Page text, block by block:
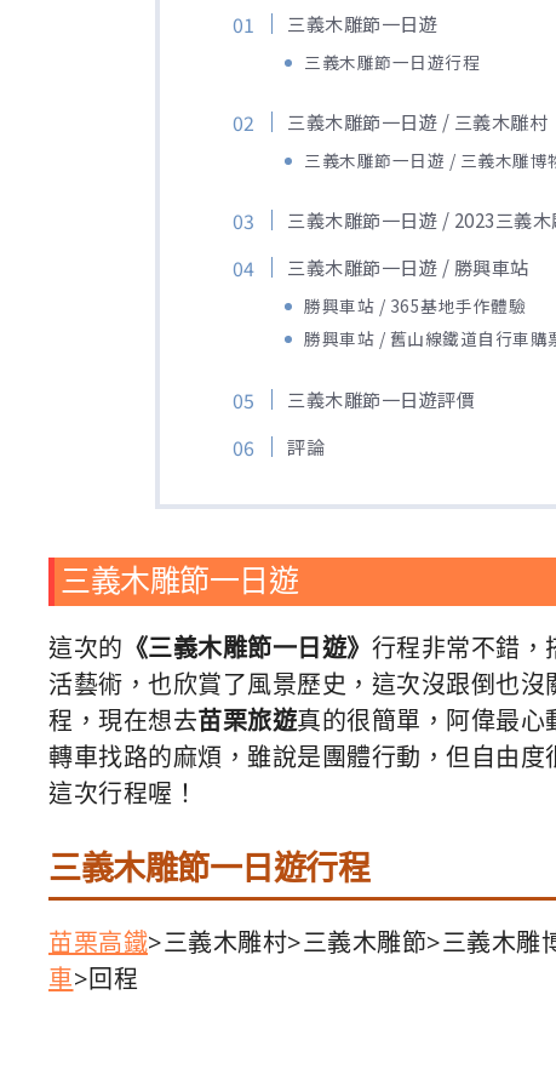
三義木雕節一日遊
三義木雕節一日遊行程
三義木雕節一日遊 / 三義木雕村
三義木雕節一日遊 / 三義木雕博
三義木雕節一日遊 / 2023三義木
三義木雕節一日遊 / 勝興車站
勝興車站 / 365基地手作體驗
勝興車站 / 舊山線鐵道自行車購
三義木雕節一日遊評價
評論
三義木雕節一日遊
這次的 《三義木雕節一日遊》 行程非常不錯，
活藝術，也欣賞了風景歷史，這次沒跟倒也
程，現在想去苗栗旅遊真的很簡單，阿偉最
轉車找路的麻煩，雖說是團體行動，但自由度
這次行程喔！
三義木雕節一日遊行程
苗栗高鐵>三義木雕村>三義木雕節>三義木雕
車>回程